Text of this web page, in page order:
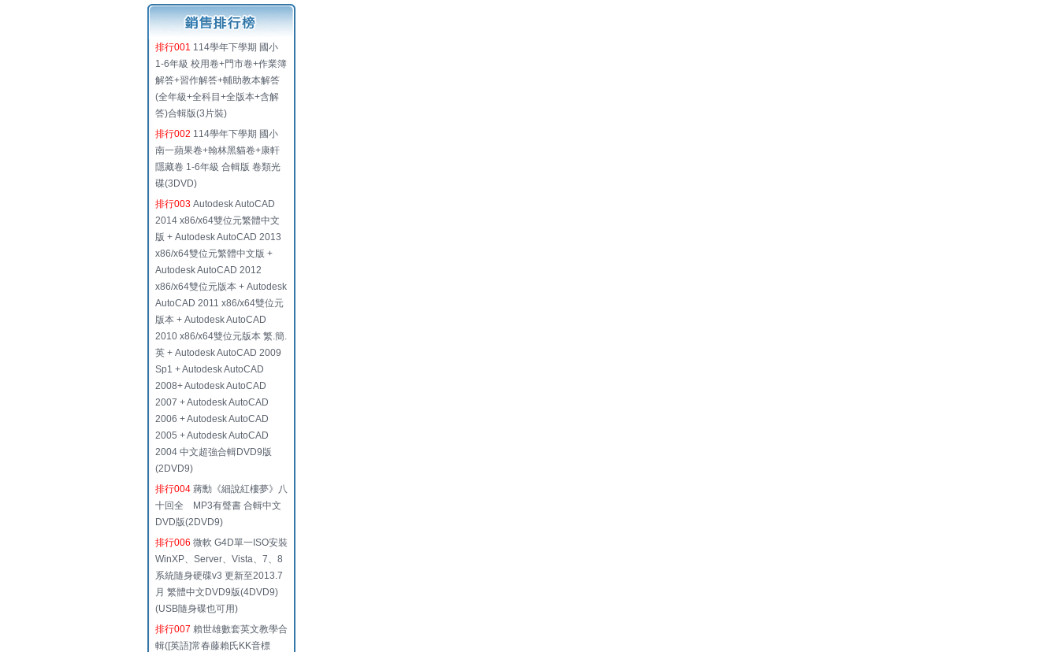
排行001 114學年下學期 國小
1-6年級 校用卷+門市卷+作業簿
解答+習作解答+輔助教本解答
(全年級+全科目+全版本+含解
答)合輯版(3片裝)
排行002 114學年下學期 國小
南一蘋果卷+翰林黑貓卷+康軒
隱藏卷 1-6年級 合輯版 卷類光
碟(3DVD)
排行003 Autodesk AutoCAD
2014 x86/x64雙位元繁體中文
版 + Autodesk AutoCAD 2013
x86/x64雙位元繁體中文版 +
Autodesk AutoCAD 2012
x86/x64雙位元版本 + Autodesk
AutoCAD 2011 x86/x64雙位元
版本 + Autodesk AutoCAD
2010 x86/x64雙位元版本 繁.簡.
英 + Autodesk AutoCAD 2009
Sp1 + Autodesk AutoCAD
2008+ Autodesk AutoCAD
2007 + Autodesk AutoCAD
2006 + Autodesk AutoCAD
2005 + Autodesk AutoCAD
2004 中文超強合輯DVD9版
(2DVD9)
排行004 蔣勳《細說紅樓夢》八
十回全 MP3有聲書 合輯中文
DVD版(2DVD9)
排行006 微軟 G4D單一ISO安裝
WinXP、Server、Vista、7、8
系統隨身硬碟v3 更新至2013.7
月 繁體中文DVD9版(4DVD9)
(USB隨身碟也可用)
排行007 賴世雄數套英文教學合
輯([英語]常春藤賴氏KK音標